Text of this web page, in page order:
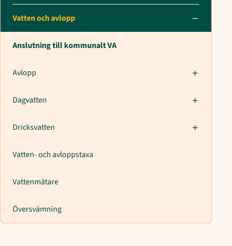
Vatten och avlopp
Anslutning till kommunalt VA
Avlopp
Dagvatten
Dricksvatten
Vatten- och avloppstaxa
Vattenmätare
Översvämning